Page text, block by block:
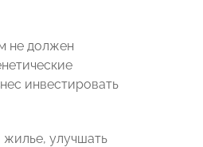
не должен
инвестировать
жилье, улучшать